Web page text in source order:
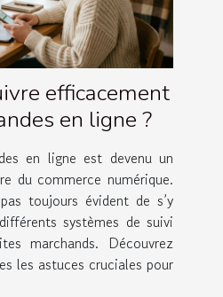
efficacement
en ligne ?
en ligne est devenu un
du commerce numérique.
toujours évident de s’y
systèmes de suivi
marchands. Découvrez
les astuces cruciales pour